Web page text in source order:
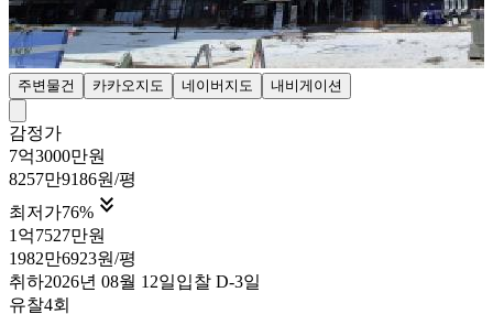
주변물건 카카오지도 네이버지도 내비게이션
감정가
7억3000만원
8257만9186원/평
최저가76% 
1억7527만원
1982만6923원/평
취하2026년 08월 12일입찰 D-3일
유찰4회